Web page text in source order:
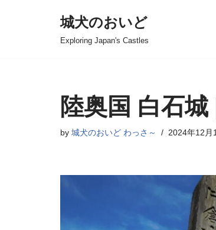
城犬のおいど
Exploring Japan's Castles
陸奥国 白石
by 城犬のおいど わっさ～ 2024年12月